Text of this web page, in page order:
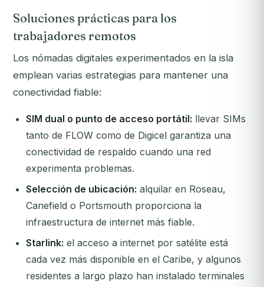
Soluciones prácticas para los
trabajadores remotos
Los nómadas digitales experimentados en la isla
emplean varias estrategias para mantener una
conectividad fiable:
SIM dual o punto de acceso portátil: llevar SIMs
tanto de FLOW como de Digicel garantiza una
conectividad de respaldo cuando una red
experimenta problemas.
Selección de ubicación: alquilar en Roseau,
Canefield o Portsmouth proporciona la
infraestructura de internet más fiable.
Starlink: el acceso a internet por satélite está
cada vez más disponible en el Caribe, y algunos
residentes a largo plazo han instalado terminales